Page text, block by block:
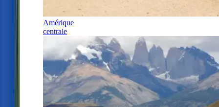
Amérique
centrale